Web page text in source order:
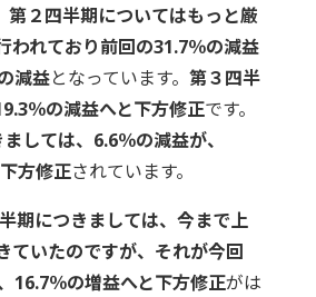
第２四半期についてはもっと厳
われており前回の31.7％の減益
減益となっています。 第３四半
％の減益へと下方修正です。
しては、6.6％の減益が、
方修正されています。
期につきましては、今まで上
ていたのですが、それが今回
16.7％の増益へと下方修正がは